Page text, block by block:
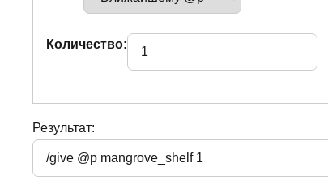
Количество:
Результат: